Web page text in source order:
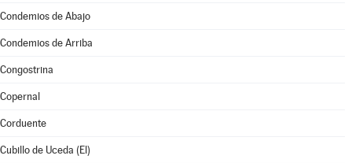
Condemios de Abajo
Condemios de Arriba
Congostrina
Copernal
Corduente
Cubillo de Uceda (El)